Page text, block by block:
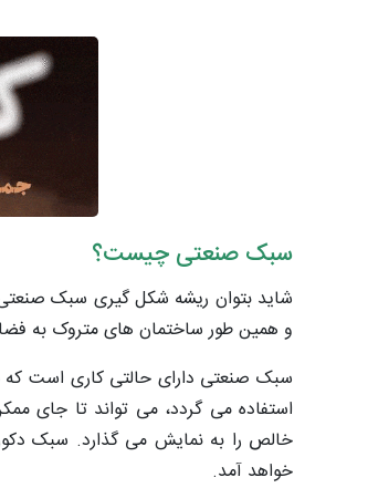
سبک صنعتی چیست؟
شاید بتوان ریشه شکل گیری سبک صنعتی
و همین طور ساختمان های متروک به
سبک صنعتی دارای حالتی کاری است که
استفاده می گردد، می ‌تواند تا جای
خالص را به نمایش می ‌گذارد. سبک
خواهد آمد.